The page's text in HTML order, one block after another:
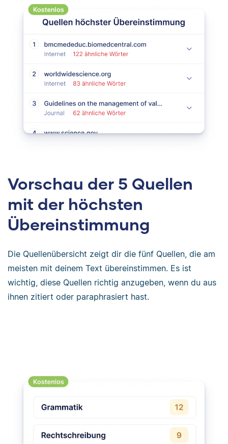
Vorschau der 5 Quellen
mit der höchsten
Übereinstimmung
Die Quellenübersicht zeigt dir die fünf Quellen, die am
meisten mit deinem Text übereinstimmen. Es ist
wichtig, diese Quellen richtig anzugeben, wenn du aus
ihnen zitiert oder paraphrasiert hast.